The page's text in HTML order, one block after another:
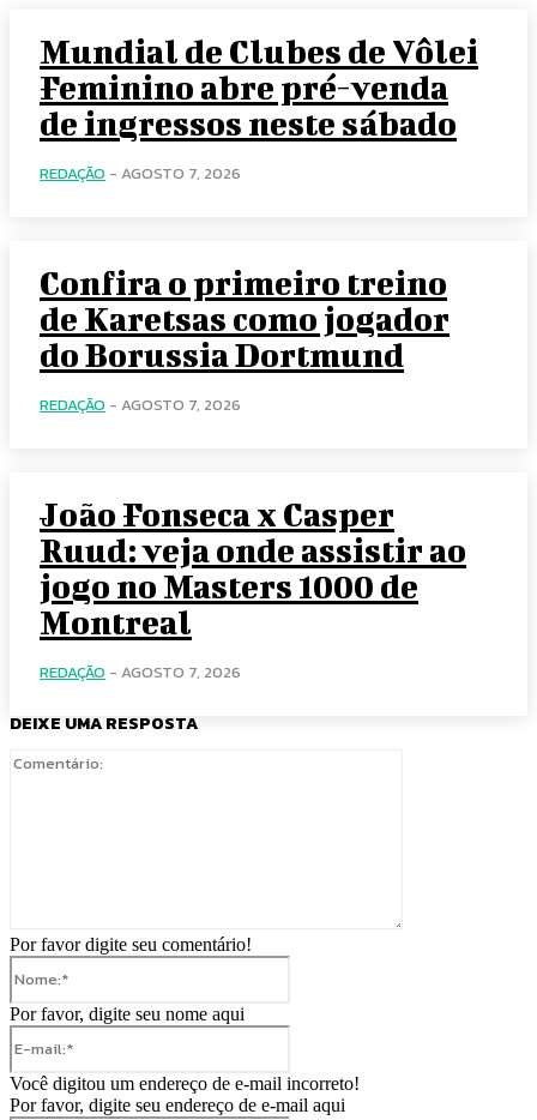
Mundial de Clubes de Vôlei
Feminino abre pré-venda
de ingressos neste sábado
REDAÇÃO - AGOSTO 7, 2026
Confira o primeiro treino
de Karetsas como jogador
do Borussia Dortmund
REDAÇÃO - AGOSTO 7, 2026
João Fonseca x Casper
Ruud: veja onde assistir ao
jogo no Masters 1000 de
Montreal
REDAÇÃO - AGOSTO 7, 2026
DEIXE UMA RESPOSTA
Por favor digite seu comentário!
Por favor, digite seu nome aqui
Você digitou um endereço de e-mail incorreto!
Por favor, digite seu endereço de e-mail aqui